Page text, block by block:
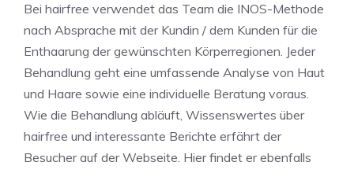
Bei hairfree verwendet das Team die INOS-Methode
nach Absprache mit der Kundin / dem Kunden für die
Enthaarung der gewünschten Körperregionen. Jeder
Behandlung geht eine umfassende Analyse von Haut
und Haare sowie eine individuelle Beratung voraus.
Wie die Behandlung abläuft, Wissenswertes über
hairfree und interessante Berichte erfährt der
Besucher auf der Webseite. Hier findet er ebenfalls